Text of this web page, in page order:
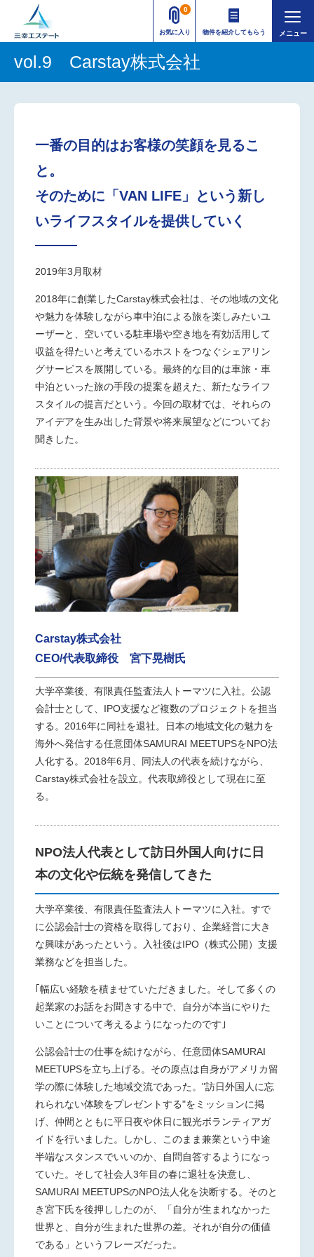
お気に入り
0
物件を紹介してもらう
vol.9 Carstay株式会社
一番の目的はお客様の笑顔を見るこ
と。
そのために「VAN LIFE」という新し
いライフスタイルを提供していく
2019年3月取材
2018年に創業したCarstay株式会社は、その地域の文化
や魅力を体験しながら車中泊による旅を楽しみたいユ
ーザーと、空いている駐車場や空き地を有効活用して
収益を得たいと考えているホストをつなぐシェアリン
グサービスを展開している。最終的な目的は車旅・車
中泊といった旅の手段の提案を超えた、新たなライフ
スタイルの提言だという。今回の取材では、それらの
アイデアを生み出した背景や将来展望などについてお
聞きした。
Carstay株式会社
CEO/代表取締役 宮下晃樹氏
大学卒業後、有限責任監査法人トーマツに入社。公認
会計士として、IPO支援など複数のプロジェクトを担当
する。2016年に同社を退社。日本の地域文化の魅力を
海外へ発信する任意団体SAMURAI MEETUPSをNPO法
人化する。2018年6月、同法人の代表を続けながら、
Carstay株式会社を設立。代表取締役として現在に至
る。
NPO法人代表として訪日外国人向けに日
本の文化や伝統を発信してきた
大学卒業後、有限責任監査法人トーマツに入社。すで
に公認会計士の資格を取得しており、企業経営に大き
な興味があったという。入社後はIPO（株式公開）支援
業務などを担当した。
｢幅広い経験を積ませていただきました。そして多くの
起業家のお話をお聞きする中で、自分が本当にやりた
いことについて考えるようになったのです｣
公認会計士の仕事を続けながら、任意団体SAMURAI
MEETUPSを立ち上げる。その原点は自身がアメリカ留
学の際に体験した地域交流であった。"訪日外国人に忘
れられない体験をプレゼントする"をミッションに掲
げ、仲間とともに平日夜や休日に観光ボランティアガ
イドを行いました。しかし、このまま兼業という中途
半端なスタンスでいいのか、自問自答するようになっ
ていた。そして社会人3年目の春に退社を決意し、
SAMURAI MEETUPSのNPO法人化を決断する。そのと
き宮下氏を後押ししたのが、「自分が生まれなかった
世界と、自分が生まれた世界の差。それが自分の価値
である」というフレーズだった。